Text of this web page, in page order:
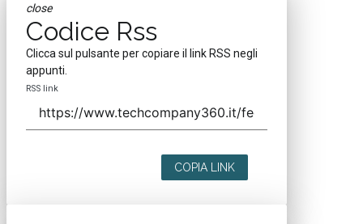
close
Codice Rss
Clicca sul pulsante per copiare il link RSS negli
appunti.
RSS link
COPIA LINK